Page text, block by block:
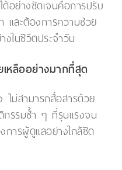
อย่างชัดเจนคือการปรับ
และต้องการความช่วย
งในชีวิตประจำวัน
หลืออย่างมากที่สุด
ม่สามารถสื่อสารด้วย
รรมซ้ำ ๆ ที่รุนแรงจน
การผู้ดูแลอย่างใกล้ชิด